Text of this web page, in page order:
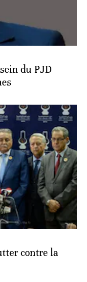
du PJD
contre la